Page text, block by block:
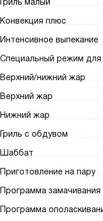
Конвекция плюс
Интенсивное выпекание
Специальный режим для
Верхний/нижний жар
Верхний жар
Нижний жар
Гриль с обдувом
Шаббат
Приготовление на пару
Программа замачивания
Программа